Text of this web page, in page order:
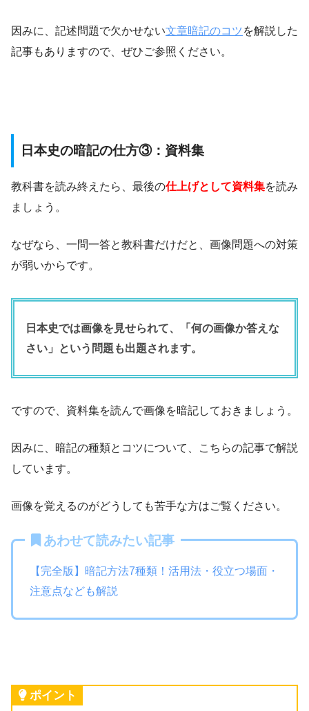
因みに、記述問題で欠かせない文章暗記のコツを解説した
記事もありますので、ぜひご参照ください。
日本史の暗記の仕方③：資料集
教科書を読み終えたら、最後の仕上げとして資料集を読み
ましょう。
なぜなら、一問一答と教科書だけだと、画像問題への対策
が弱いからです。
日本史では画像を見せられて、「何の画像か答えな
さい」という問題も出題されます。
ですので、資料集を読んで画像を暗記しておきましょう。
因みに、暗記の種類とコツについて、こちらの記事で解説
しています。
画像を覚えるのがどうしても苦手な方はご覧ください。
あわせて読みたい記事
【完全版】暗記方法7種類！活用法・役立つ場面・
注意点なども解説
ポイント